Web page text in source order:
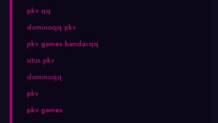
pkv qq
dominoqq pkv
pkv games bandarqq
situs pkv
dominoqq
pkv
pkv games